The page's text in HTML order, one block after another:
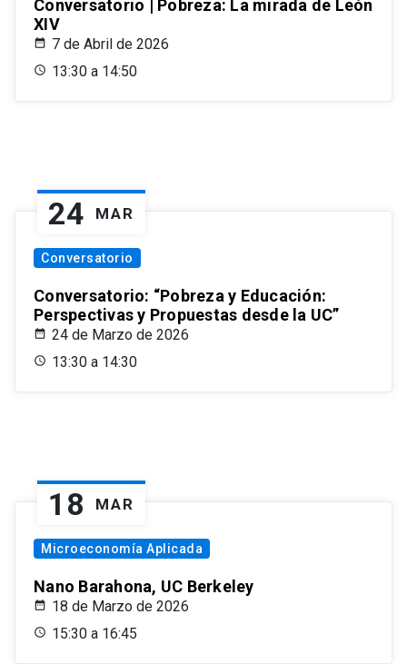
Conversatorio | Pobreza: La mirada de León
XIV
7 de Abril de 2026
13:30 a 14:50
24 MAR
Conversatorio
Conversatorio: “Pobreza y Educación:
Perspectivas y Propuestas desde la UC”
24 de Marzo de 2026
13:30 a 14:30
18 MAR
Microeconomía Aplicada
Nano Barahona, UC Berkeley
18 de Marzo de 2026
15:30 a 16:45